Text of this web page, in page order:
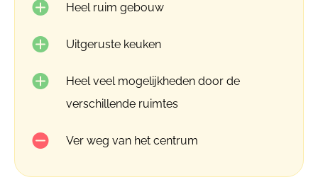
Heel ruim gebouw
Uitgeruste keuken
Heel veel mogelijkheden door de
verschillende ruimtes
Ver weg van het centrum